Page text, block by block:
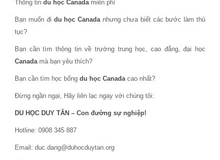
Thông tin du học Canada miễn phí
Bạn muốn đi du học Canada nhưng chưa biết các bước làm thủ
tục?
Bạn cần tìm thông tin về trường trung học, cao đẳng, đại học
Canada mà bạn yêu thích?
Bạn cần tìm học bổng du học Canada cao nhất?
Đừng ngần ngại, Hãy liên lạc ngay với chúng tôi:
DU HỌC DUY TÂN – Con đường sự nghiệp!
Hotline: 0908 345 887
Email: duc.dang@duhocduytan.org